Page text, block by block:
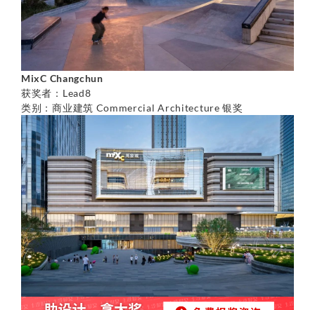
MixC Changchun
获奖者：Lead8
类别：商业建筑 Commercial Architecture 银奖